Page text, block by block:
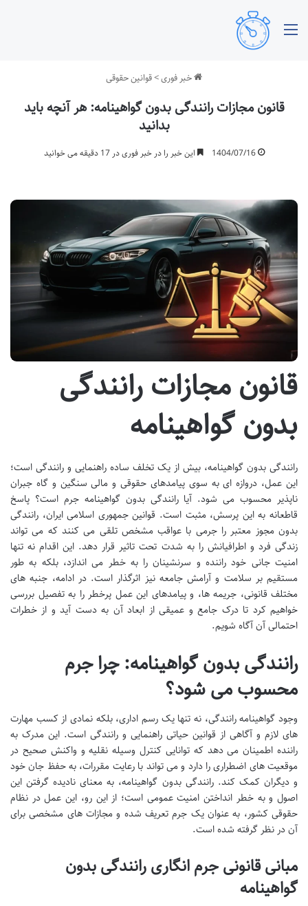
خبر فوری>قوانین حقوقی
قانون مجازات رانندگی بدون گواهینامه: هر آنچه باید
بدانید
1404/07/16 این خبر را در خبر فوری در 17 دقیقه می خوانید
قانون مجازات رانندگی
بدون گواهینامه
رانندگی بدون گواهینامه، بیش از یک تخلف ساده راهنمایی و رانندگی است؛
این عمل، دروازه ای به سوی پیامدهای حقوقی و مالی سنگین و گاه جبران
ناپذیر محسوب می شود. آیا رانندگی بدون گواهینامه جرم است؟ پاسخ
قاطعانه به این پرسش، مثبت است. قوانین جمهوری اسلامی ایران، رانندگی
بدون مجوز معتبر را جرمی با عواقب مشخص تلقی می کنند که می تواند
زندگی فرد و اطرافیانش را به شدت تحت تاثیر قرار دهد. این اقدام نه تنها
امنیت جانی خود راننده و سرنشینان را به خطر می اندازد، بلکه به طور
مستقیم بر سلامت و آرامش جامعه نیز اثرگذار است. در ادامه، جنبه های
مختلف قانونی، جریمه ها، و پیامدهای این عمل پرخطر را به تفصیل بررسی
خواهیم کرد تا درک جامع و عمیقی از ابعاد آن به دست آید و از خطرات
احتمالی آن آگاه شویم.
رانندگی بدون گواهینامه: چرا جرم
محسوب می شود؟
وجود گواهینامه رانندگی، نه تنها یک رسم اداری، بلکه نمادی از کسب مهارت
های لازم و آگاهی از قوانین حیاتی راهنمایی و رانندگی است. این مدرک به
راننده اطمینان می دهد که توانایی کنترل وسیله نقلیه و واکنش صحیح در
موقعیت های اضطراری را دارد و می تواند با رعایت مقررات، به حفظ جان خود
و دیگران کمک کند. رانندگی بدون گواهینامه، به معنای نادیده گرفتن این
اصول و به خطر انداختن امنیت عمومی است؛ از این رو، این عمل در نظام
حقوقی کشور، به عنوان یک جرم تعریف شده و مجازات های مشخصی برای
آن در نظر گرفته شده است.
مبانی قانونی جرم انگاری رانندگی بدون
گواهینامه